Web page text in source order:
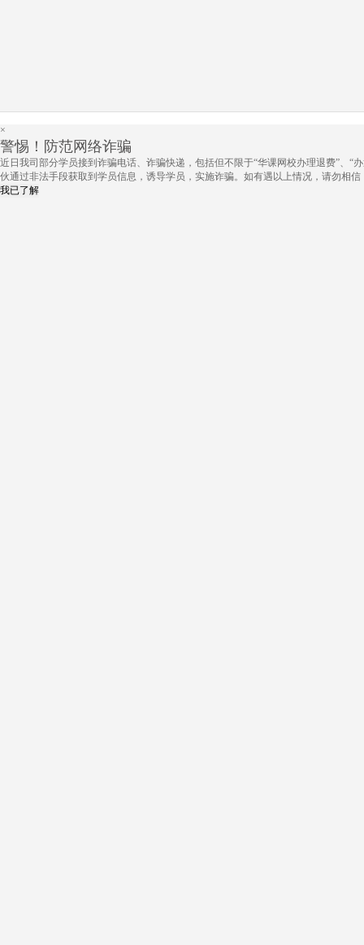
×
警惕！防范网络诈骗
近日我司部分学员接到诈骗电话、诈骗快递，包括但不限于“华课网校办理退费”、“
伙通过非法手段获取到学员信息，诱导学员，实施诈骗。如有遇以上情况，请勿相
我已了解